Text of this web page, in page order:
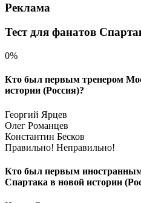
Реклама
Тест для фанатов
0%
Кто был первым тренером
истории (Россия)?
Георгий Ярцев
Олег Романцев
Константин Бесков
Правильно! Неправильно!
Кто был первым
Спартака в новой истории